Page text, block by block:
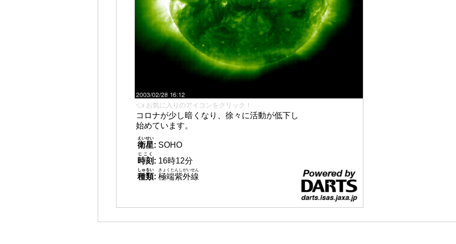
👈 お気に入りのアイコンをクリック！
コロナが少し暗くなり、徐々に活動が低下し
始めています。
衛星
えいせい
: SOHO
時刻
じこく
: 16時12分
種類
しゅるい
: 極端紫外線
きょくたんしがいせん